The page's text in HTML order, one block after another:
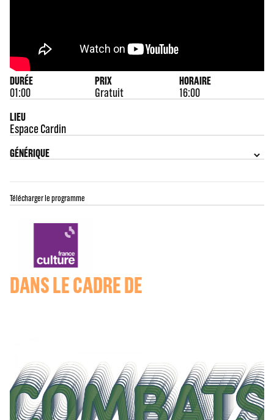
DURÉE
01:00
PRIX
Gratuit
HORAIRE
16:00
LIEU
Espace Cardin
GÉNÉRIQUE
Télécharger le programme
DANS LE CADRE DE